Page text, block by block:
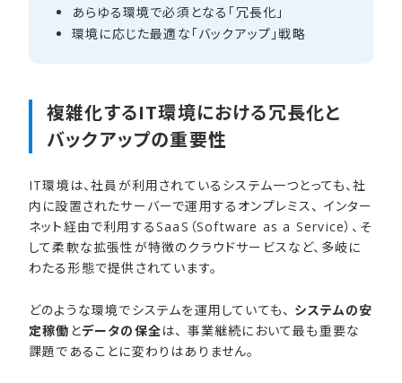
あらゆる​環境で​必須と​なる​「冗長化」
環境に​応じた​最適な​「バックアップ」​戦略
複雑化する​IT環境に​おける​冗長化と​
バックアップの​重要性
IT環境は、社員が利用されているシステム一つとっても、社
内に設置されたサーバーで運用するオンプレミス、 インター
ネット経由で利用するSaaS（Software as a Service）、そ
して柔軟な拡張性が特徴のクラウドサービスなど、多岐に
わたる形態で提供されています。
どのような環境でシステムを運用していても、 システムの安
定稼働 とデータの保全は、 事業継続において最も重要な
課題であることに変わりはありません。